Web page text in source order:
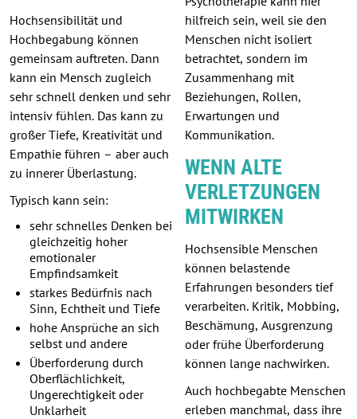
Hochsensibilität und
Hochbegabung können
gemeinsam auftreten. Dann
kann ein Mensch zugleich
sehr schnell denken und sehr
intensiv fühlen. Das kann zu
großer Tiefe, Kreativität und
Empathie führen – aber auch
zu innerer Überlastung.
Typisch kann sein:
sehr schnelles Denken bei
gleichzeitig hoher
emotionaler
Empfindsamkeit
starkes Bedürfnis nach
Sinn, Echtheit und Tiefe
hohe Ansprüche an sich
selbst und andere
Überforderung durch
Oberflächlichkeit,
Ungerechtigkeit oder
Unklarheit
hilfreich sein, weil sie den
Menschen nicht isoliert
betrachtet, sondern im
Zusammenhang mit
Beziehungen, Rollen,
Erwartungen und
Kommunikation.
WENN ALTE
VERLETZUNGEN
MITWIRKEN
Hochsensible Menschen
können belastende
Erfahrungen besonders tief
verarbeiten. Kritik, Mobbing,
Beschämung, Ausgrenzung
oder frühe Überforderung
können lange nachwirken.
Auch hochbegabte Menschen
erleben manchmal, dass ihre